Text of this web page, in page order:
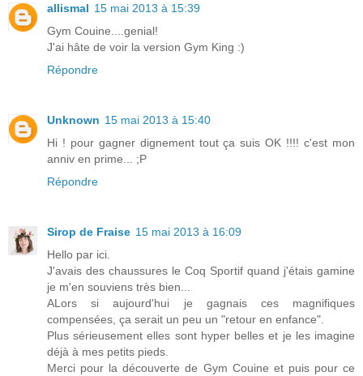
allismal 15 mai 2013 à 15:39
Gym Couine....genial!
J'ai hâte de voir la version Gym King :)
Répondre
Unknown 15 mai 2013 à 15:40
Hi ! pour gagner dignement tout ça suis OK !!!! c'est mon
anniv en prime... ;P
Répondre
Sirop de Fraise 15 mai 2013 à 16:09
Hello par ici.
J'avais des chaussures le Coq Sportif quand j'étais gamine
je m'en souviens très bien...
ALors si aujourd'hui je gagnais ces magnifiques
compensées, ça serait un peu un "retour en enfance".
Plus sérieusement elles sont hyper belles et je les imagine
déjà à mes petits pieds.
Merci pour la découverte de Gym Couine et puis pour ce